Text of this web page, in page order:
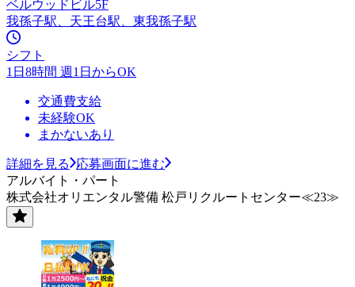
ベルウッドビル5F
我孫子駅、天王台駅、東我孫子駅
シフト
1日8時間 週1日からOK
交通費支給
未経験OK
まかないあり
詳細を見る
応募画面に進む
アルバイト・パート
株式会社オリエンタル警備 松戸リクルートセンター≪23≫